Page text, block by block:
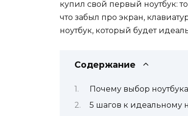
купил свой первый ноутбук:
что забыл про экран,
ноутбук, который будет
Содержание
Почему выбор
5 шагов к идеальному